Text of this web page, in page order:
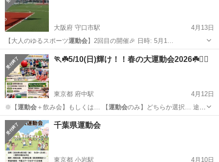
大阪府 守口市駅
4月13日
【大人のゆるスポーツ運動会 】2回目の開催🎉 日時: 5月1…
大阪 守口市 守口市駅 スポーツ バスケ
🏃☘️5/10(日)輝け！！春の大運動会2026☘️🏃‍♀️
東京都 府中駅
4月12日
※【運動会＋飲み会】もしくは… 【運動会のみ】どちらか選択… 途中
参加の場合、運動会から可能です！！ … 集まるからできる大運動会を
開催します！！ … あの頃盛り上がった
東京 府中市 府中駅 スポーツ
千葉県運動会
東京都 小岩駅 4月10日